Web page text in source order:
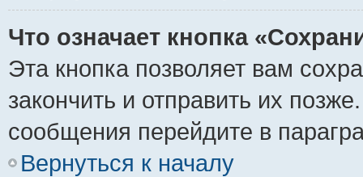
Что означает кнопка
Эта кнопка позволяет вам
закончить и отправить их
сообщения перейдите в
Вернуться к началу